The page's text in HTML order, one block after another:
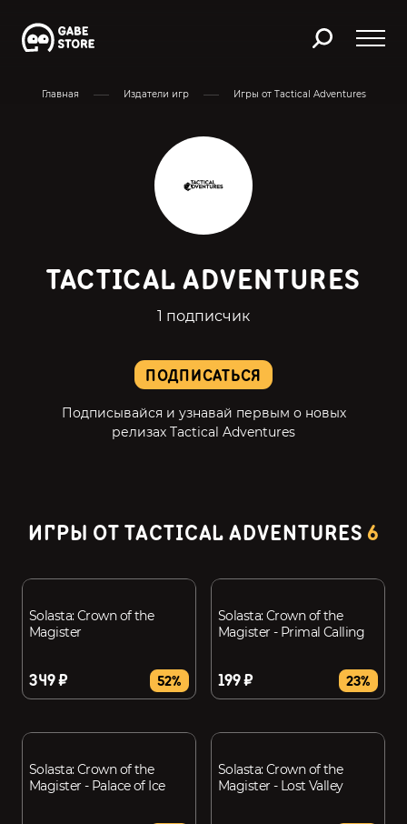
Главная Издатели игр Игры от Tactical Adventures
ПОДПИСАТЬСЯ
Подписывайся и узнавай первым о новых
релизах Tactical Adventures
TACTICAL ADVENTURES
1 подписчик
ИГРЫ ОТ TACTICAL ADVENTURES 6
Solasta: Crown of the
Magister
349 ₽ 52%
Solasta: Crown of the
Magister - Primal Calling
199 ₽ 23%
Solasta: Crown of the
Magister - Palace of Ice
Solasta: Crown of the
Magister - Lost Valley